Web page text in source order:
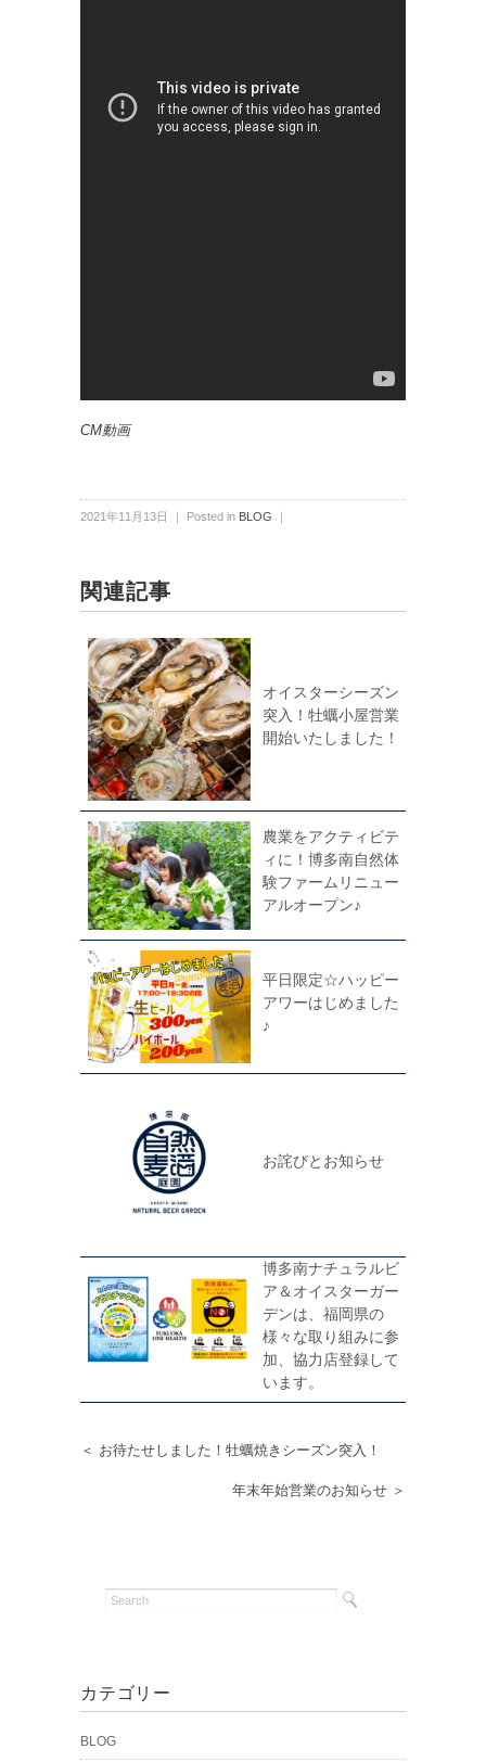
CM動画
2021年11月13日 ｜ Posted in BLOG ｜
関連記事
オイスターシーズン
突入！牡蠣小屋営業
開始いたしました！
農業をアクティビテ
ィに！博多南自然体
験ファームリニュー
アルオープン♪
平日限定☆ハッピー
アワーはじめました
♪
お詫びとお知らせ
博多南ナチュラルビ
ア＆オイスターガー
デンは、福岡県の
様々な取り組みに参
加、協力店登録して
います。
＜ お待たせしました！牡蠣焼きシーズン突入！
年末年始営業のお知らせ ＞
カテゴリー
BLOG